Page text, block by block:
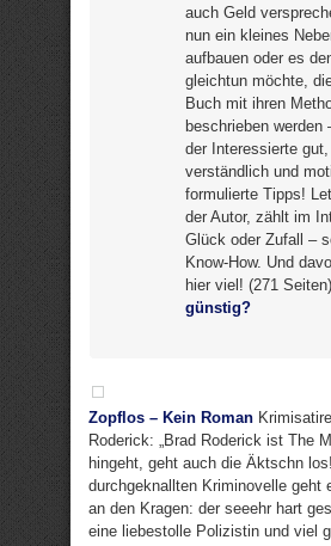
auch Geld
nun ein kleines
aufbauen oder es
gleichtun möchte,
Buch mit ihren
beschrieben werden
der Interessierte
verständlich und
formulierte Tipps!
der Autor, zählt im
Glück oder Zufall –
Know-How. Und
hier viel! (271
günstig?
Zopflos – Kein Roman
Roderick: „Brad Roderick ist The
hingeht, geht auch die Äktschn
durchgeknallten Kriminovelle geht
an den Kragen: der seeehr hart
eine liebestolle Polizistin und viel